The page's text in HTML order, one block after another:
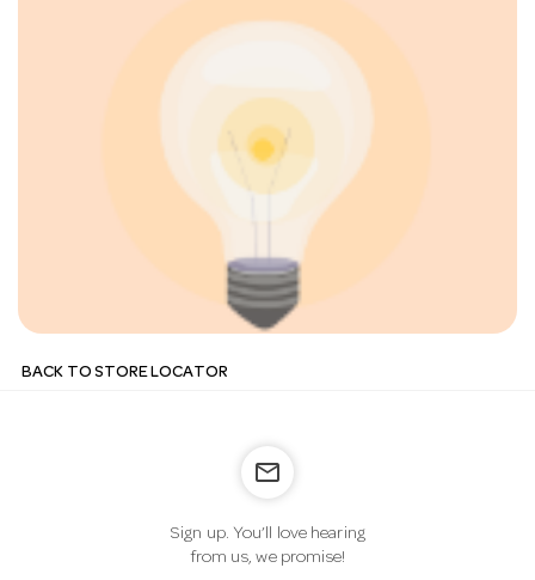
BACK TO STORE LOCATOR
mail_outline
Sign up. You’ll love hearing
from us, we promise!